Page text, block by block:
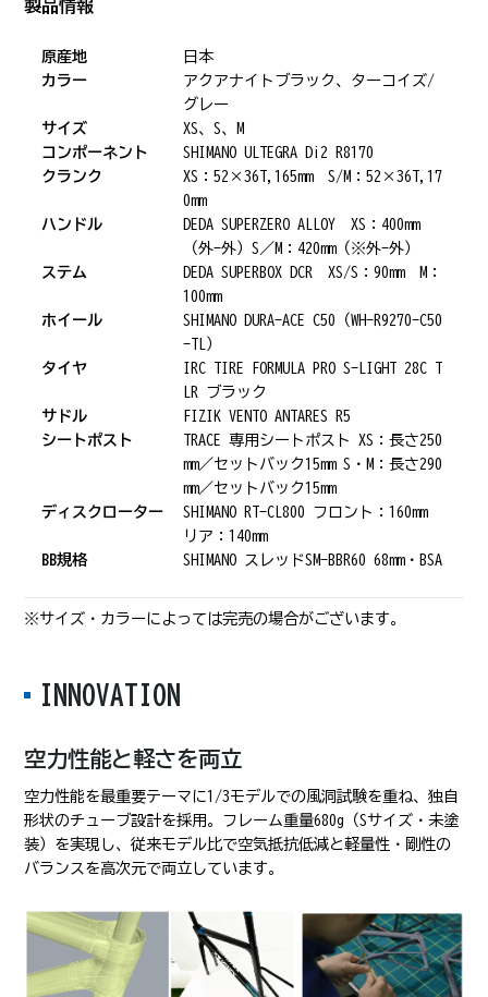
製品情報
原産地
日本
カラー
アクアナイトブラック、ターコイズ/
グレー
サイズ
XS、S、M
コンポーネント
SHIMANO ULTEGRA Di2 R8170
クランク
XS：52×36T,165mm S/M：52×36T,17
0mm
ハンドル
DEDA SUPERZERO ALLOY XS：400mm
（外-外）S／M：420mm（※外-外）
ステム
DEDA SUPERBOX DCR XS/S：90mm M：
100mm
ホイール
SHIMANO DURA-ACE C50（WH-R9270-C50
-TL）
タイヤ
IRC TIRE FORMULA PRO S-LIGHT 28C T
LR ブラック
サドル
FIZIK VENTO ANTARES R5
シートポスト
TRACE 専用シートポスト XS：長さ250
mm／セットバック15mm S・M：長さ290
mm／セットバック15mm
ディスクローター
SHIMANO RT-CL800 フロント：160mm
リア：140mm
BB規格
SHIMANO スレッドSM-BBR60 68mm・BSA
※サイズ・カラーによっては完売の場合がございます。
INNOVATION
空力性能と軽さを両立
空力性能を最重要テーマに1/3モデルでの風洞試験を重ね、独自
形状のチューブ設計を採用。フレーム重量680g（Sサイズ・未塗
装）を実現し、従来モデル比で空気抵抗低減と軽量性・剛性の
バランスを高次元で両立しています。